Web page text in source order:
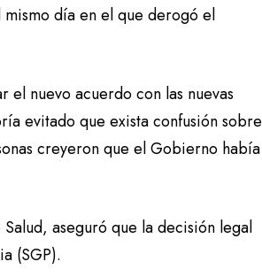
día en el que derogó el
nuevo acuerdo con las nuevas
evitado que exista confusión sobre
creyeron que el Gobierno había
aseguró que la decisión legal
(SGP).